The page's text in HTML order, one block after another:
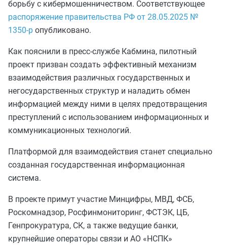
борьбу с кибермошенничеством. Соответствующее
распоряжение правительства РФ от 28.05.2025 №
1350-р опубликовано.
Как пояснили в пресс-службе Кабмина, пилотный
проект призван создать эффективный механизм
взаимодействия различных государственных и
негосударственных структур и наладить обмен
информацией между ними в целях предотвращения
преступлений с использованием информационных и
коммуникационных технологий.
Платформой для взаимодействия станет специально
созданная государственная информационная
система.
В проекте примут участие Минцифры, МВД, ФСБ,
Роскомнадзор, Росфинмониторинг, ФСТЭК, ЦБ,
Генпрокуратура, СК, а также ведущие банки,
крупнейшие операторы связи и АО «НСПК»